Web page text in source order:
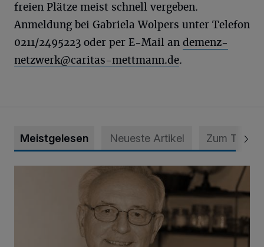
freien Plätze meist schnell vergeben.
Anmeldung bei Gabriela Wolpers unter Telefon
0211/2495223 oder per E-Mail an demenz-
netzwerk@caritas-mettmann.de.
Meistgelesen Neueste Artikel Zum Thema
SPD trauert um Klaus Hänsch